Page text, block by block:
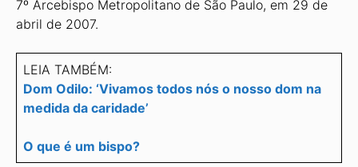
7º Arcebispo Metropolitano de São Paulo, em 29 de
abril de 2007.
LEIA TAMBÉM:
Dom Odilo: ‘Vivamos todos nós o nosso dom na
medida da caridade’
O que é um bispo?